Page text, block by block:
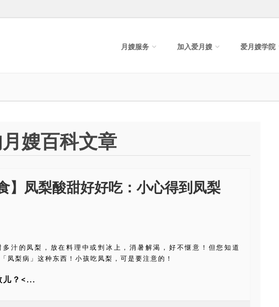
月嫂服务 加入爱月嫂 爱月嫂学院
嫂百科文章
】凤梨酸甜好好吃：小心得到凤梨
汁的凤梨，放在料理中或剉冰上，消暑解渴，好不惬意！但您知道
凤梨病」这种东西！小孩吃凤梨，可是要注意的！
？ <...